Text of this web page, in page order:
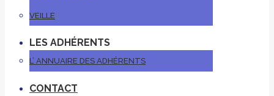
VEILLE
LES ADHÉRENTS
L’ ANNUAIRE DES ADHÉRENTS
CONTACT